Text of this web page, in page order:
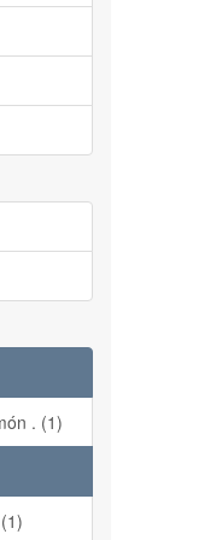
. (1)